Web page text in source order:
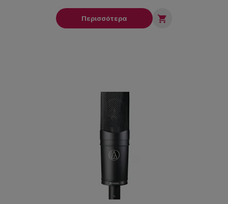
Περισσότερα 